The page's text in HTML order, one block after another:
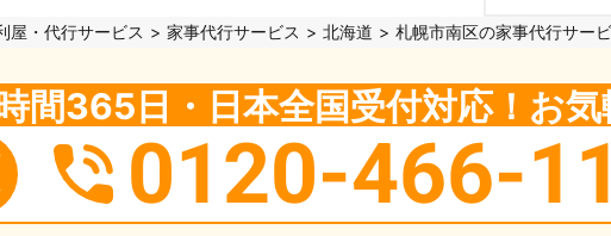
屋・代行サービス 家事代行サービス 北海道 札幌市南区の家事代行サー
間365日・日本全国受付対応！お
0120-466-